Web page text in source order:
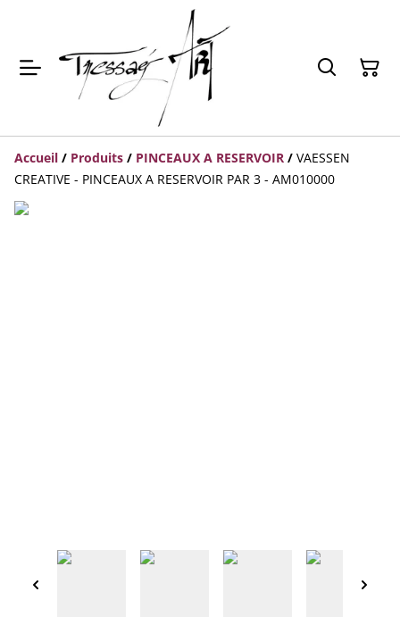
Accueil / Produits / PINCEAUX A RESERVOIR / VAESSEN
CREATIVE - PINCEAUX A RESERVOIR PAR 3 - AM010000